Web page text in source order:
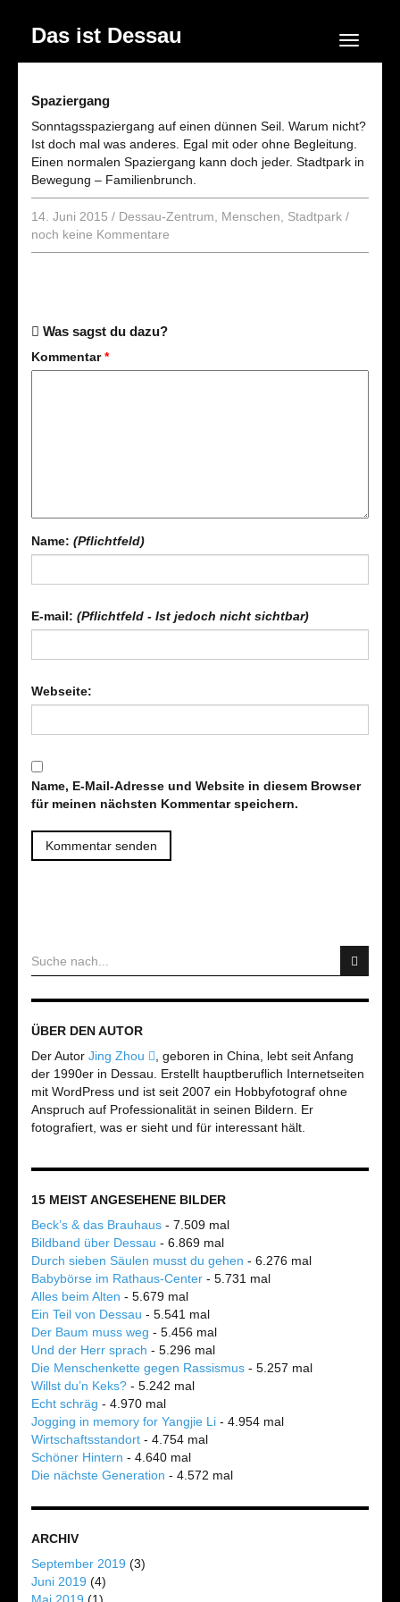
Das ist Dessau Navigation
Spaziergang
Sonntagsspaziergang auf einen dünnen Seil. Warum nicht?
Ist doch mal was anderes. Egal mit oder ohne Begleitung.
Einen normalen Spaziergang kann doch jeder. Stadtpark in
Bewegung – Familienbrunch.
14. Juni 2015 / Dessau-Zentrum Menschen Stadtpark /
noch keine Kommentare
Was sagst du dazu?
Kommentar*
Name: (Pflichtfeld)
E-mail: (Pflichtfeld - Ist jedoch nicht sichtbar)
Webseite:
Name, E-Mail-Adresse und Website in diesem Browser
für meinen nächsten Kommentar speichern.
ÜBER DEN AUTOR
Der Autor Jing Zhou
, geboren in China, lebt seit Anfang
der 1990er in Dessau. Erstellt hauptberuflich Internetseiten
mit WordPress und ist seit 2007 ein Hobbyfotograf ohne
Anspruch auf Professionalität in seinen Bildern. Er
fotografiert, was er sieht und für interessant hält.
15 MEIST ANGESEHENE BILDER
Beck’s & das Brauhaus - 7.509 mal
Bildband über Dessau - 6.869 mal
Durch sieben Säulen musst du gehen - 6.276 mal
Babybörse im Rathaus-Center - 5.731 mal
Alles beim Alten - 5.679 mal
Ein Teil von Dessau - 5.541 mal
Der Baum muss weg - 5.456 mal
Und der Herr sprach - 5.296 mal
Die Menschenkette gegen Rassismus - 5.257 mal
Willst du’n Keks? - 5.242 mal
Echt schräg - 4.970 mal
Jogging in memory for Yangjie Li - 4.954 mal
Wirtschaftsstandort - 4.754 mal
Schöner Hintern - 4.640 mal
Die nächste Generation - 4.572 mal
ARCHIV
September 2019 (3)
Juni 2019 (4)